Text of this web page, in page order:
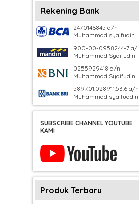
Rekening Bank
2470146845 a/n
Muhammad syaifudin
900-00-0958244-7 a/
Muhammad Syaifudin
0255929418 a/n
Muhammad Syaifudin
5897.01.028911.53.6 a/n
Muhammad syaifuddin
SUBSCRIBE CHANNEL YOUTUBE
KAMI
Produk Terbaru